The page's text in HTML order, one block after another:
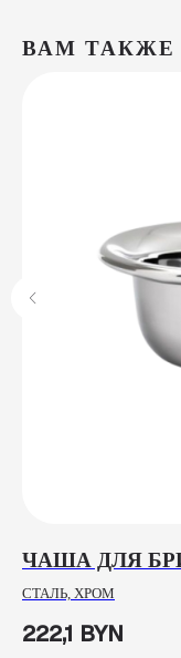
ВАМ
ЧАША ДЛЯ
СТАЛЬ, ХРОМ
222,1 BYN